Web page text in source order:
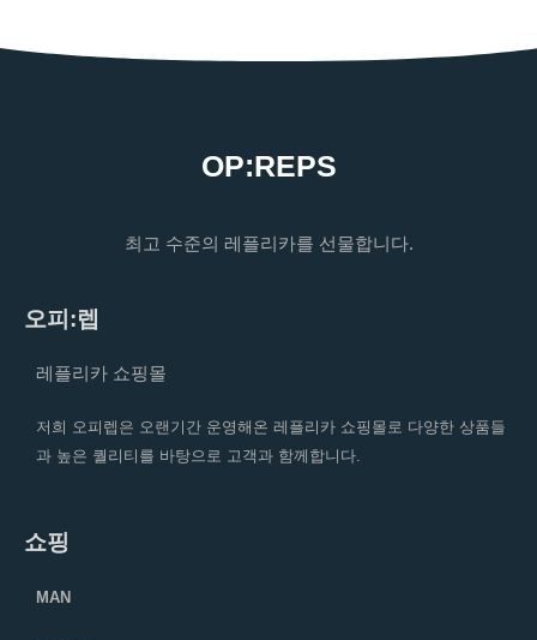
OP:REPS
최고 수준의 레플리카를 선물합니다.
오피:렙
레플리카 쇼핑몰
저희 오피렙은 오랜기간 운영해온 레플리카 쇼핑몰로 다양한 상품들
과 높은 퀄리티를 바탕으로 고객과 함께합니다.
쇼핑
MAN